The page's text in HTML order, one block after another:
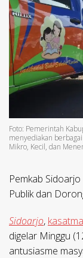
Foto: Pemerintah
menyediakan
Mikro, Kecil, dan
Pemkab
Publik dan
Sidoarjo,
digelar Minggu
antusiasme